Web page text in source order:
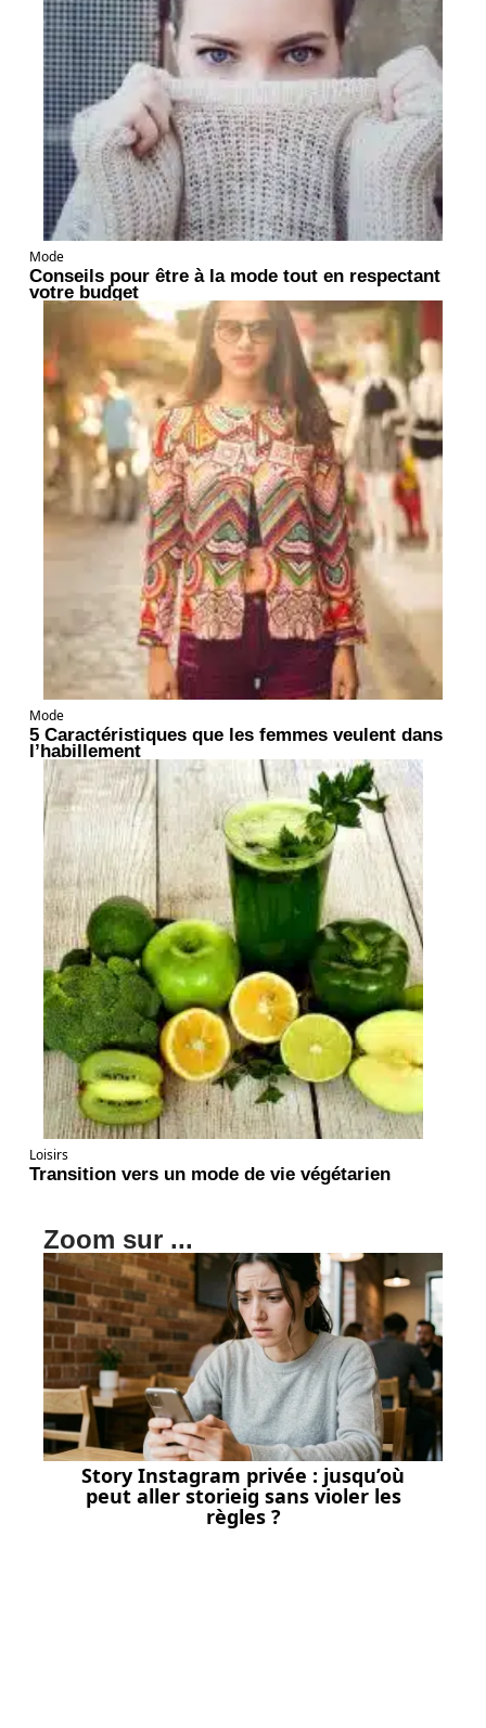
Mode
Conseils pour être à la mode tout en respectant
votre budget
Mode
5 Caractéristiques que les femmes veulent dans
l’habillement
Loisirs
Transition vers un mode de vie végétarien
Zoom sur ...
Story Instagram privée : jusqu’où
peut aller storieig sans violer les
règles ?